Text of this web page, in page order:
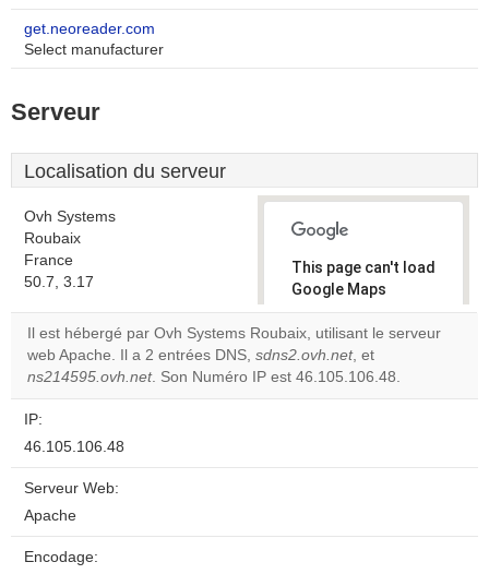
get.neoreader.com
Select manufacturer
Serveur
Localisation du serveur
Ovh Systems
Roubaix
France
50.7, 3.17
This page can't load
Google Maps
correctly.
Do you
own this
Il est hébergé par Ovh Systems Roubaix, utilisant le serveur
web Apache. Il a 2 entrées DNS, sdns2.ovh.net, et
ns214595.ovh.net. Son Numéro IP est 46.105.106.48.
IP:
46.105.106.48
Serveur Web:
Apache
Encodage: